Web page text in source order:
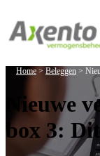
All
Accessibility
reader.
To
start
the
Home > Beleggen >
Nieuwe
box 3: